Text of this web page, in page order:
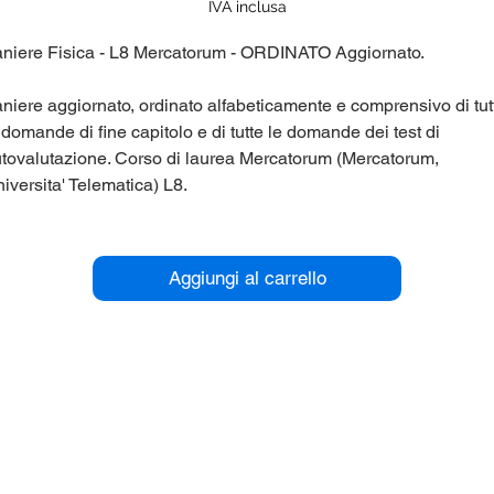
IVA inclusa
Fisica - L8 Mercatorum - ORDINATO Aggiornato.
aggiornato, ordinato alfabeticamente e comprensivo di
di fine capitolo e di tutte le domande dei test di
Corso di laurea Mercatorum (Mercatorum,
Telematica) L8.
oppure su Telegram nel gruppo @panieri_unipegaso.
anche tu a migliorare ed incrementare i panieri, riceverai
Aggiungi al carrello